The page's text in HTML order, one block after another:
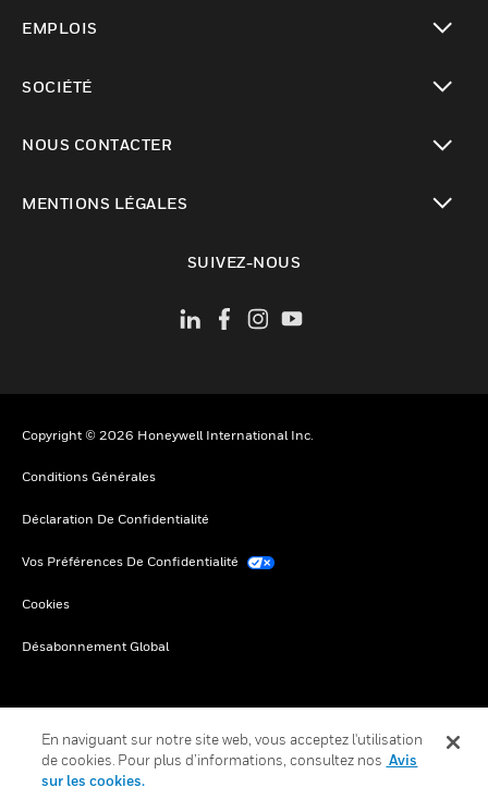
EMPLOIS
SOCIÉTÉ
NOUS CONTACTER
MENTIONS LÉGALES
SUIVEZ-NOUS
Copyright © 2026 Honeywell International Inc.
Conditions Générales
Déclaration De Confidentialité
Vos Préférences De Confidentialité
Cookies
Désabonnement Global
En naviguant sur notre site web, vous acceptez l'utilisation
de cookies. Pour plus d’informations, consultez nos Avis
sur les cookies.